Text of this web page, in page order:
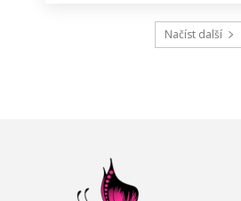
Načíst další